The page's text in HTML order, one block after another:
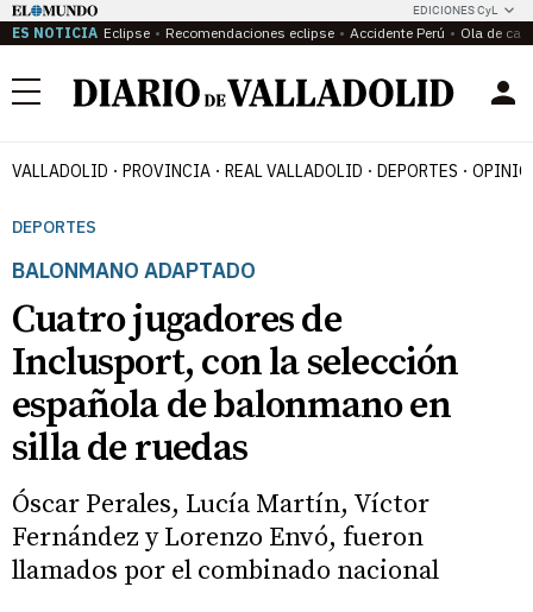
EDICIONES CyL
ES NOTICIA Eclipse Recomendaciones eclipse Accidente Perú Ola de
Menú
VALLADOLID PROVINCIA REAL VALLADOLID DEPORTES
DEPORTES
BALONMANO ADAPTADO
Cuatro jugadores de
Inclusport, con la selección
española de balonmano en
silla de ruedas
Óscar Perales, Lucía Martín, Víctor
Fernández y Lorenzo Envó, fueron
llamados por el combinado nacional